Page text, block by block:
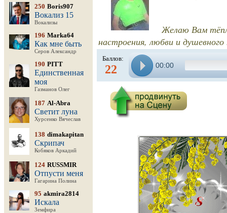
250 Boris907
Вокализ 15
Вокализы
196 Marka64
Как мне быть
Серов Александр
190 PITT
Единственная
моя
Газманов Олег
187 Al-Abra
Светит луна
Хурсенко Вячеслав
138 dimakapitan
Скрипач
Кобяков Аркадий
124 RUSSMIR
Отпусти меня
Гагарина Полина
95 akmira2814
Искала
Земфира
Желаю Вам
настроения, любви и
Баллов:
22 00:00